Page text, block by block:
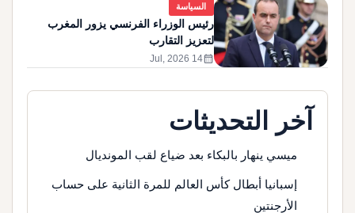
السياسة
رئيس الوزراء الفرنسي يزور المغرب
لتعزيز التقارب
calendar_month
14 Jul, 2026
آخر التحديثات
ميسي ينهار بالبكاء بعد ضياع لقب المونديال
إسبانيا أبطال كأس العالم للمرة الثانية على حساب
الأرجنتين